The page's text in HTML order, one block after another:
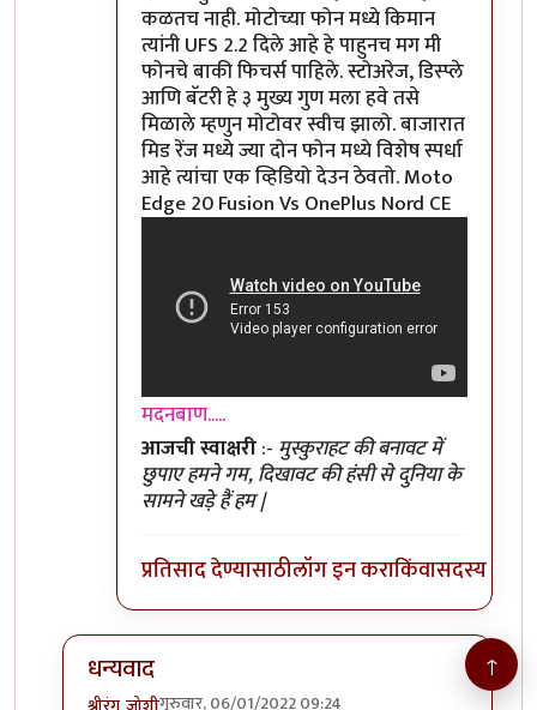
कळतच नाही. मोटोच्या फोन मध्ये किमान
त्यांनी UFS 2.2 दिले आहे हे पाहुनच मग मी
फोनचे बाकी फिचर्स पाहिले. स्टोअरेज, डिस्प्ले
आणि बॅटरी हे ३ मुख्य गुण मला हवे तसे
मिळाले म्हणुन मोटोवर स्वीच झालो. बाजारात
मिड रेंज मध्ये ज्या दोन फोन मध्ये विशेष स्पर्धा
आहे त्यांचा एक व्हिडियो देउन ठेवतो. Moto
Edge 20 Fusion Vs OnePlus Nord CE
मदनबाण.....
आजची स्वाक्षरी:- मुस्कुराहट की बनावट में
छुपाए हमने गम, दिखावट की हंसी से दुनिया के
सामने खड़े हैं हम |
प्रतिसाद देण्यासाठीलॉग इन कराकिंवासदस्य व्हा
धन्यवाद
गुरुवार, 06/01/2022 09:24
↑